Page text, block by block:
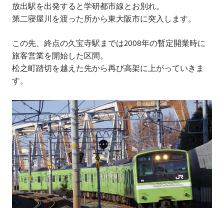
放出駅を出発すると学研都市線とお別れ。
第二寝屋川を渡った所から東大阪市に突入します。
この先、終点の久宝寺駅までは2008年の暫定開業時に
旅客営業を開始した区間。
松之町踏切を越えた先から再び高架に上がっていきま
す。